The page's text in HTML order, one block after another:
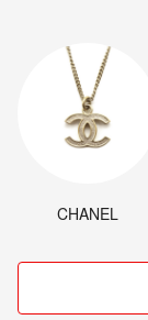
CHANEL